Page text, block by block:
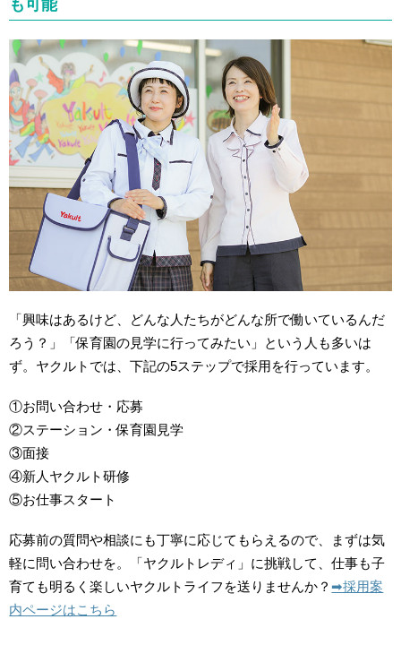
も可能
「興味はあるけど、どんな人たちがどんな所で働いているんだ
ろう？」「保育園の見学に行ってみたい」という人も多いは
ず。ヤクルトでは、下記の5ステップで採用を行っています。
①お問い合わせ・応募
②ステーション・保育園見学
③面接
④新人ヤクルト研修
⑤お仕事スタート
応募前の質問や相談にも丁寧に応じてもらえるので、まずは気
軽に問い合わせを。「ヤクルトレディ」に挑戦して、仕事も子
育ても明るく楽しいヤクルトライフを送りませんか？➡︎採用案
内ページはこちら